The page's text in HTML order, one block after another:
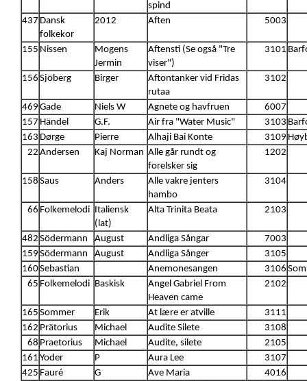
spind
437 Dansk
folkekor
2012 Aften 5003
155 Nissen
Mogens
Jermin
Aftensti (Se også "Tre
viser")
3101
156 Sjöberg Birger
Aftontanker vid Fridas
rutaa
3102
469 Gade Niels W Agnete og havfruen
6007
157 Händel G.F. Air fra "Water Music" 3103
163 Dørge Pierre Alhaji Bai Konte 3109
22 Andersen Kaj Norman Alle går rundt og
forelsker sig
1202
158 Saus Anders
Alle vakre jenters
hambo
3104
66 Folkemelodi Italiensk
(lat)
Alta Trinita Beata 2103
482 Södermann August Andliga Sångar
7003
159 Södermann August Andliga Sånger
3105
160Sebastian Anemonesangen 3106
65 Folkemelodi Baskisk
Angel Gabriel From
Heaven came
2102
165 Sommer Erik At lære er atville
3111
162 Prätorius Michael Audite Silete
3108
68 Praetorius Michael Audite, silete
2105
161 Yoder P Aura Lee
3107
425 Fauré G Ave Maria
4016